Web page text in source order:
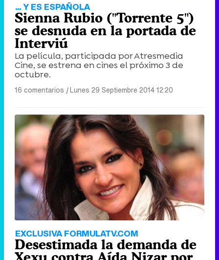
... Y ES ESPAÑOLA
Sienna Rubio ("Torrente 5")
se desnuda en la portada de
Interviú
La película, participada por Atresmedia
Cine, se estrena en cines el próximo 3 de
octubre.
16 comentarios |Lunes 29 Septiembre 2014 12:20
EXCLUSIVA FORMULATV.COM
Desestimada la demanda de
Xexu contra Aída Nizar por